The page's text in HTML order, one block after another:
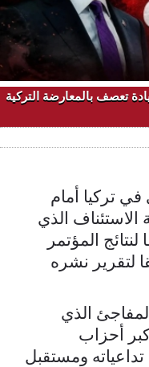
تعصف بالمعارضة التركية
تركيا أمام
الذي
المؤتمر
في عام 2023، وفقا لتقرير نشره
الذي
أحزاب
ومستقبل